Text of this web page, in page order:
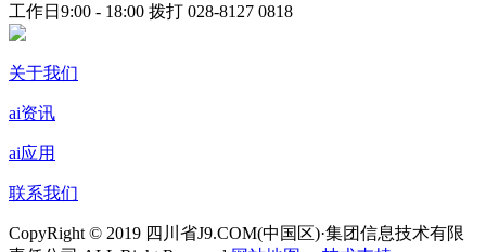
工作日9:00 - 18:00 拨打 028-8127 0818
关于我们
ai资讯
ai应用
联系我们
CopyRight © 2019 四川省J9.COM(中国区)·集团信息技术有限